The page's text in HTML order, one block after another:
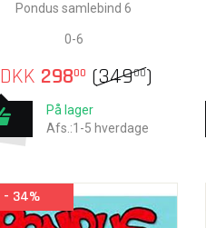
Pondus samlebind 6
0-6
DKK 29800 (34900)
På lager
Afs.:1-5 hverdage
- 34%